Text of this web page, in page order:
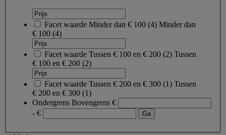
Facet waarde Minder dan € 100 (4) Minder dan
€ 100 (4)
Facet waarde Tussen € 100 en € 200 (2) Tussen
€ 100 en € 200 (2)
Facet waarde Tussen € 200 en € 300 (1) Tussen
€ 200 en € 300 (1)
Ondergrens Bovengrens €
- €